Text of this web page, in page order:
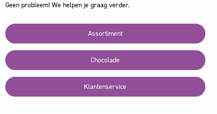
Geen probleem! We helpen je graag verder.
Assortiment
Chocolade
Klantenservice